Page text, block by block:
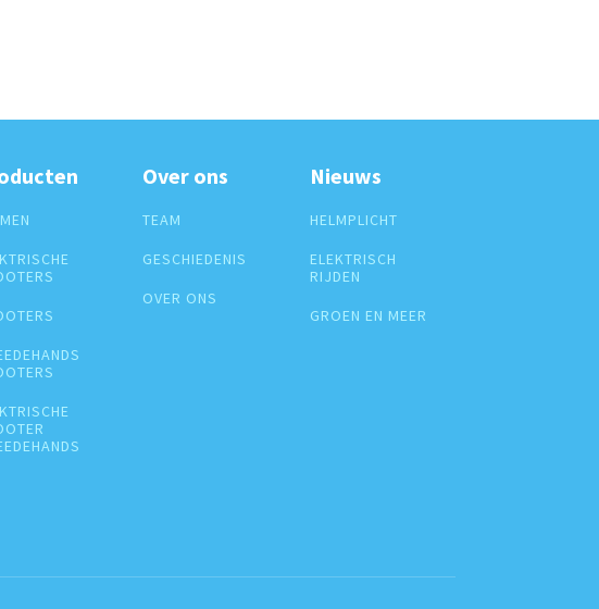
Over ons
TEAM
GESCHIEDENIS
OVER ONS
Nieuws
HELMPLICHT
ELEKTRISCH
RIJDEN
GROEN EN MEER